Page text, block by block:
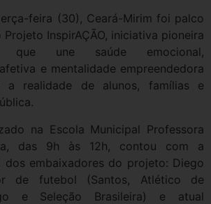
feira (30), Ceará-Mirim foi palco
InspirAÇÃO, iniciativa pioneira
que une saúde emocional,
e mentalidade empreendedora
a realidade de alunos, famílias e
na Escola Municipal Professora
das 9h às 12h, contou com a
dos embaixadores do projeto: Diego
de futebol (Santos, Atlético de
e Seleção Brasileira) e atual